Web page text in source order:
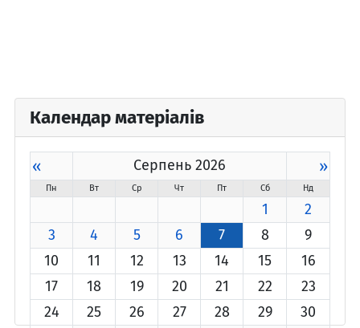
Календар матеріалів
« Серпень 2026 »
Пн Вт Ср Чт Пт Сб Нд
1
2
3
4 5 6 7 8
9
10
11 12 13 14 15
16
17
18 19 20 21 22
23
24
25 26 27 28 29
30